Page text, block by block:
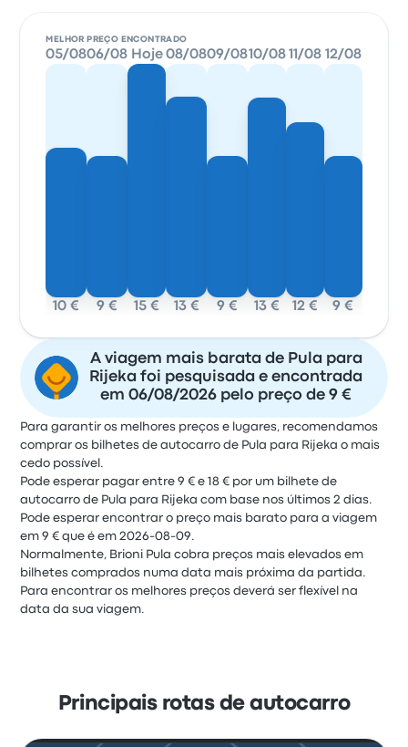
MELHOR PREÇO ENCONTRADO
05/08
10 €
06/08
9 €
Hoje
15 €
08/08
13 €
09/08
9 €
10/08
13 €
11/08
12 €
12/08
9 €
A viagem mais barata de Pula para
Rijeka foi pesquisada e encontrada
em 06/08/2026 pelo preço de 9 €
Para garantir os melhores preços e lugares, recomendamos
comprar os bilhetes de autocarro de Pula para Rijeka o mais
cedo possível.
Pode esperar pagar entre 9 € e 18 € por um bilhete de
autocarro de Pula para Rijeka com base nos últimos 2 dias.
Pode esperar encontrar o preço mais barato para a viagem
em 9 € que é em 2026-08-09.
Normalmente, Brioni Pula cobra preços mais elevados em
bilhetes comprados numa data mais próxima da partida.
Para encontrar os melhores preços deverá ser flexível na
data da sua viagem.
Principais rotas de autocarro